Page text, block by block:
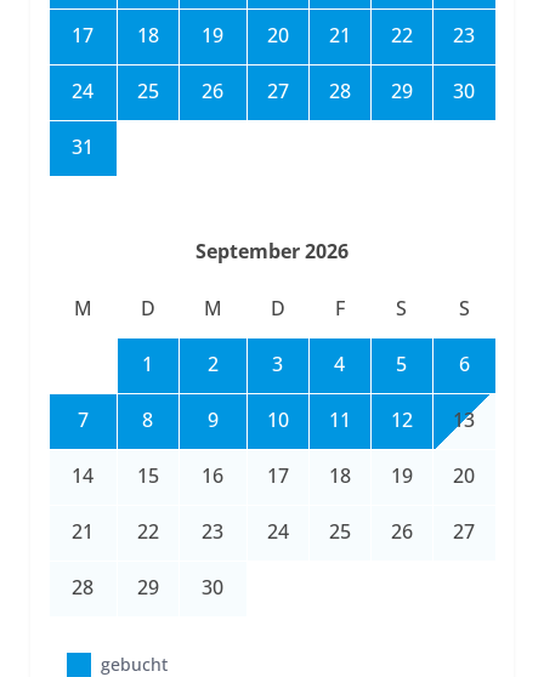
17 18 19 20 21 22 23
24 25 26 27 28 29 30
31
September 2026
M D M D F S S
1 2 3 4 5 6
7 8 9 10 11 12 13
14 15 16 17 18 19 20
21 22 23 24 25 26 27
28 29 30
gebucht